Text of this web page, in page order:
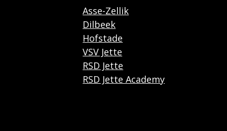
Asse-Zellik
Dilbeek
Hofstade
VSV Jette
RSD Jette
RSD Jette Academy